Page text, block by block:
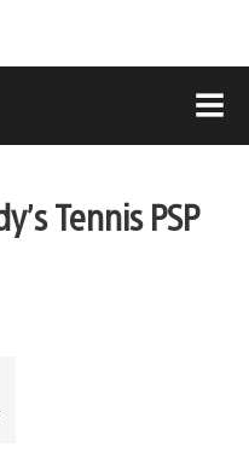
Tennis PSP